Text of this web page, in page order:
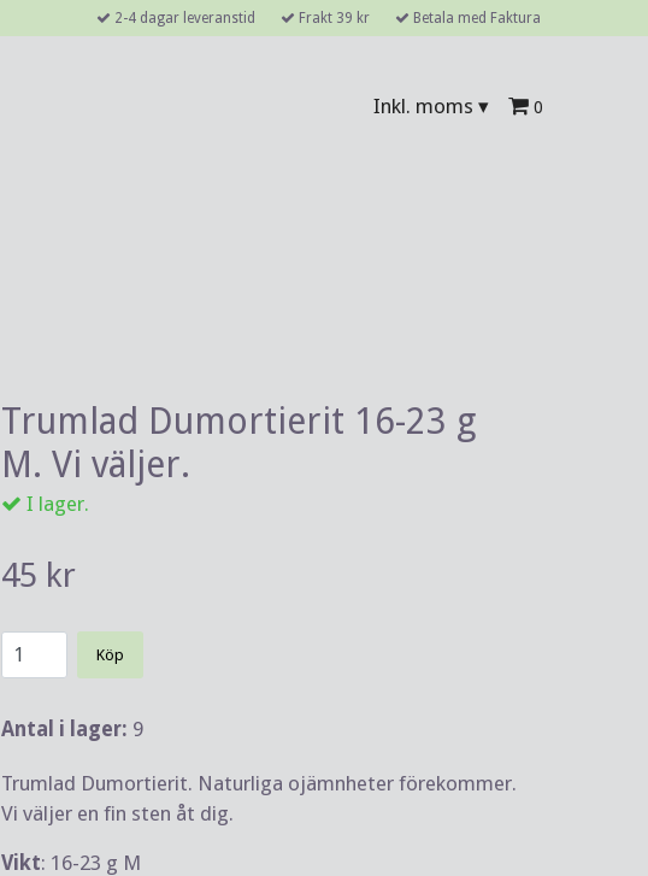
2-4 dagar leveranstid Frakt 39 kr Betala med Faktura
Inkl. moms ▾ 0
Trumlad Dumortierit 16-23 g
M. Vi väljer.
I lager.
45 kr
Köp
Antal i lager: 9
Trumlad Dumortierit. Naturliga ojämnheter förekommer.
Vi väljer en fin sten åt dig.
Vikt: 16-23 g M